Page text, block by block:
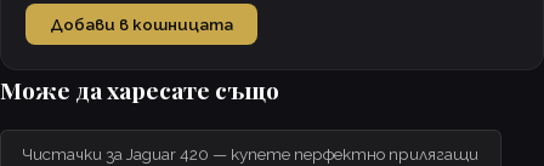
Добави в кошницата
Може да харесате също
Чистачки за Jaguar 420 — купете перфектно прилягащи